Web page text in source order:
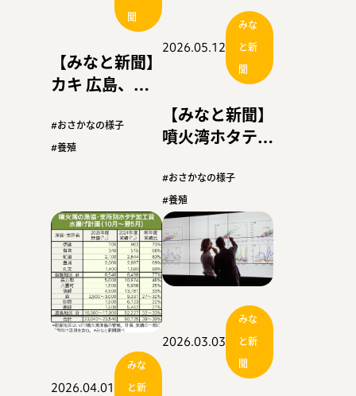
聞
【みなと新聞】
カキ 広島、最
調 国産減で韓
国産輸入増
#おさかなの様子
#養殖
2026.05.12
みな
と新
聞
【みなと新聞】
噴火湾ホタテ
画２割上回る
８０５０トン弱
で着地か
#おさかなの様子
#養殖
2026.04.01
みな
と新
2026.03.03
みな
と新
聞